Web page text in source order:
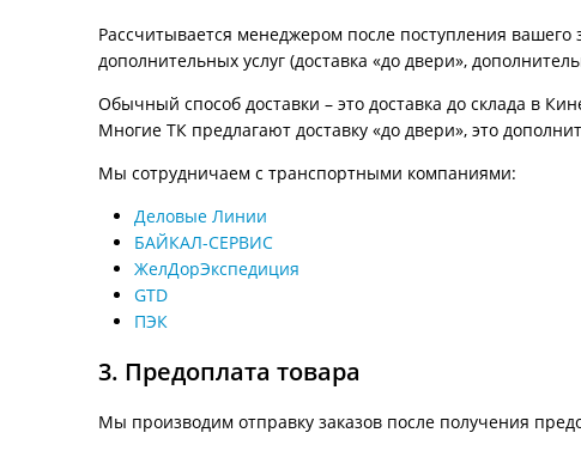
Рассчитывается менеджером после поступления вашего
дополнительных услуг (доставка «до двери»,
Обычный способ доставки – это доставка до склада в
Многие ТК предлагают доставку «до двери», это
Мы сотрудничаем с транспортными компаниями:
Деловые Линии
БАЙКАЛ-СЕРВИС
ЖелДорЭкспедиция
GTD
ПЭК
3. Предоплата товара
Мы производим отправку заказов после получения